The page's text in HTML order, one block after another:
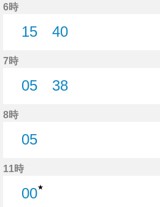
6時
15
40
7時
05
38
8時
05
11時
00★